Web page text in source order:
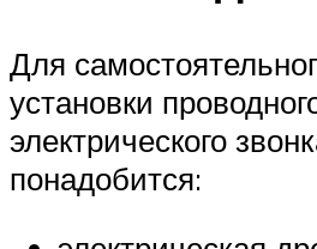
Для
установки
электрического
понадобится: